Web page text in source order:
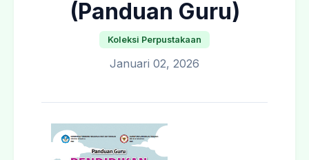
(Panduan Guru)
Koleksi Perpustakaan
Januari 02, 2026